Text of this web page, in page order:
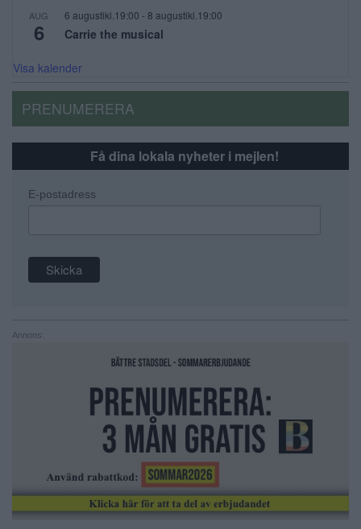
AUG
6
6 augustikl.19:00 - 8 augustikl.19:00
Carrie the musical
Visa kalender
PRENUMERERA
Få dina lokala nyheter i mejlen!
E-postadress
Annons: